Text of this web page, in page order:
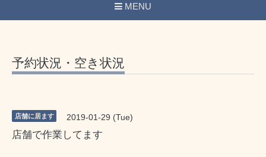
MENU
予約状況・空き状況
店舗に居ます 2019-01-29 (Tue)
店舗で作業してます